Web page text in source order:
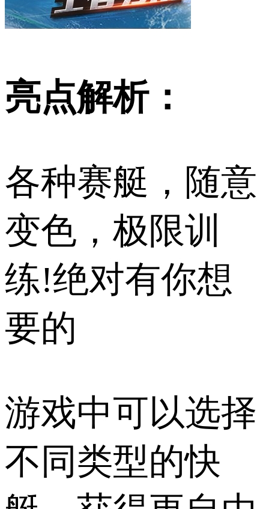
亮点解析：
各种赛艇，随意
变色，极限训
练!绝对有你想
要的
游戏中可以选择
不同类型的快